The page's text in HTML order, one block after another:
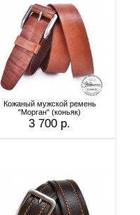
Кожаный мужской ремень
"Морган" (коньяк)
3 700 р.